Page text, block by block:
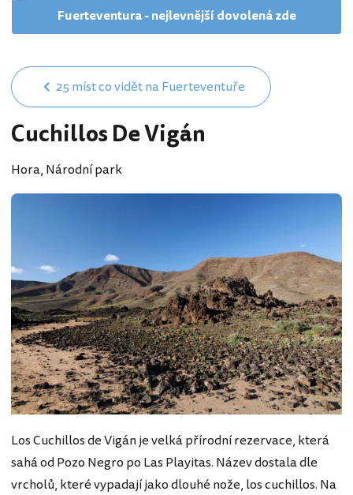
Fuerteventura - nejlevnější dovolená zde
25 míst co vidět na Fuerteventuře
Cuchillos De Vigán
Hora, Národní park
Los Cuchillos de Vigán je velká přírodní rezervace, která
sahá od Pozo Negro po Las Playitas. Název dostala dle
vrcholů, které vypadají jako dlouhé nože, los cuchillos. Na